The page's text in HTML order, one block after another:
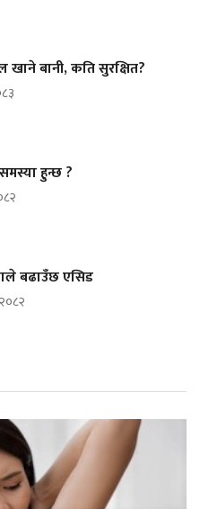
बानी, कति सुरक्षित?
हुन्छ ?
बढाउँछ एसिड